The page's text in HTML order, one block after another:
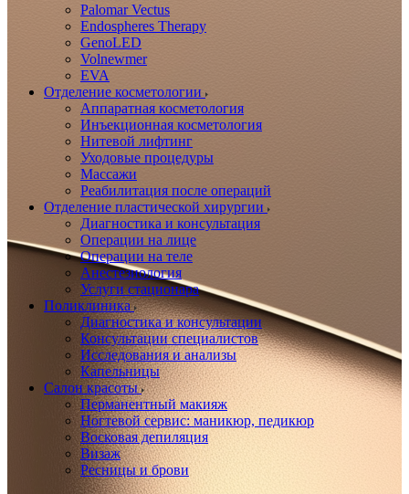
Palomar Vectus
Endospheres Therapy
GenoLED
Volnewmer
EVA
Отделение косметологии
Аппаратная косметология
Инъекционная косметология
Нитевой лифтинг
Уходовые процедуры
Массажи
Реабилитация после операций
Отделение пластической хирургии
Диагностика и консультация
Операции на лице
Операции на теле
Анестезиология
Услуги стационара
Поликлиника
Диагностика и консультации
Консультации специалистов
Исследования и анализы
Капельницы
Салон красоты
Перманентный макияж
Ногтевой сервис: маникюр, педикюр
Восковая депиляция
Визаж
Ресницы и брови